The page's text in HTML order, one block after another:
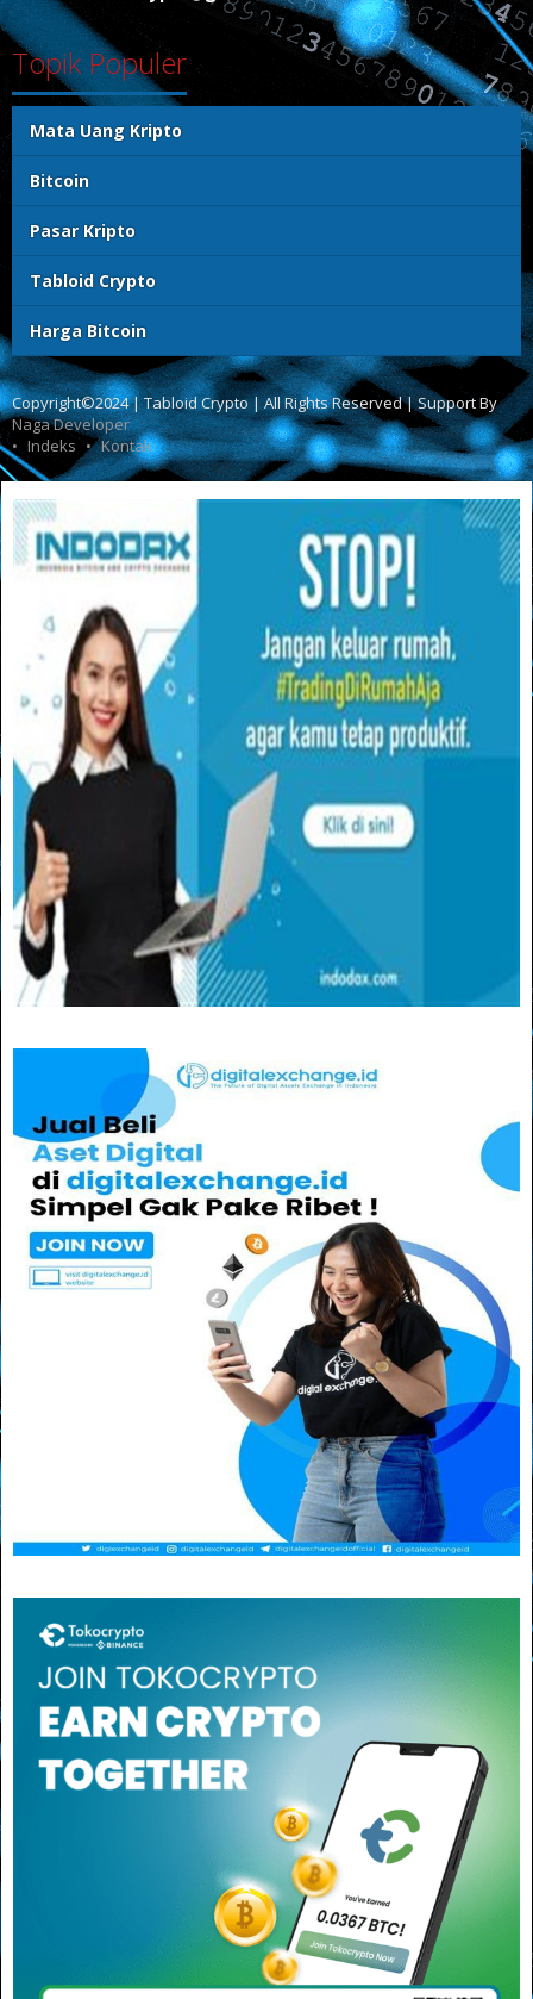
Topik Populer
Mata Uang Kripto
Bitcoin
Pasar Kripto
Tabloid Crypto
Harga Bitcoin
Copyright©2024 | Tabloid Crypto | All Rights Reserved | Support By
Naga Developer
Indeks
Kontak